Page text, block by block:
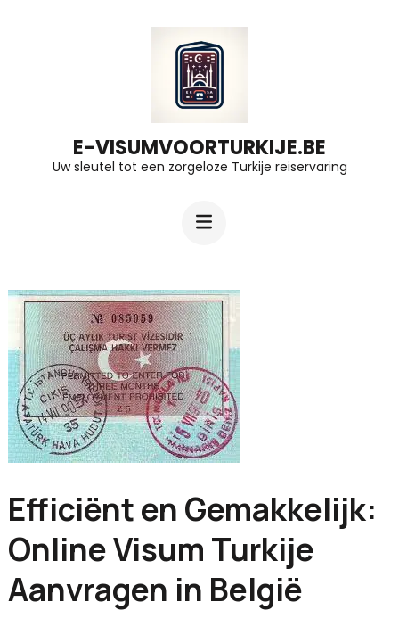
E-VISUMVOORTURKIJE.BE
Uw sleutel tot een zorgeloze Turkije reiservaring
Efficiënt en Gemakkelijk:
Online Visum Turkije
Aanvragen in België